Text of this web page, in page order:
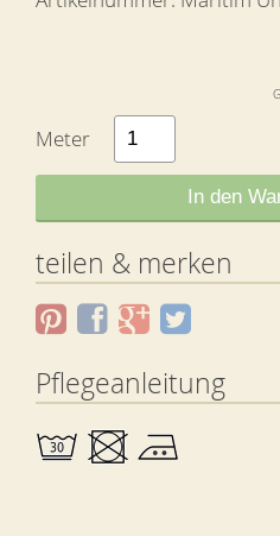
Meter
In den
teilen & merken
Pflegeanleitung